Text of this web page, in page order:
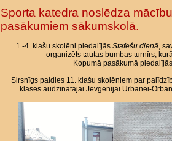
Sporta katedra noslēdza
pasākumiem sākumskolā.
1.-4. klašu skolēni piedalījās Stafešu dienā,
organizēts tautas bumbas turnīrs,
Kopumā pasākumā
Sirsnīgs paldies 11. klašu skolēniem par
klases audzinātājai Jevgenijai Urbanei-